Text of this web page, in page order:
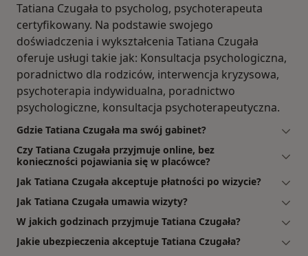
Tatiana Czugała to psycholog, psychoterapeuta
certyfikowany. Na podstawie swojego
doświadczenia i wykształcenia Tatiana Czugała
oferuje usługi takie jak: Konsultacja psychologiczna,
poradnictwo dla rodziców, interwencja kryzysowa,
psychoterapia indywidualna, poradnictwo
psychologiczne, konsultacja psychoterapeutyczna.
Gdzie Tatiana Czugała ma swój gabinet?
Czy Tatiana Czugała przyjmuje online, bez
konieczności pojawiania się w placówce?
Jak Tatiana Czugała akceptuje płatności po wizycie?
Jak Tatiana Czugała umawia wizyty?
W jakich godzinach przyjmuje Tatiana Czugała?
Jakie ubezpieczenia akceptuje Tatiana Czugała?